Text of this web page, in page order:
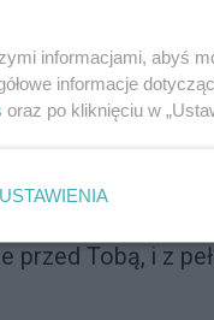
i świeżym
ale
małe
wspólnie
efektem Twojej
zwycięstwa,
Teraz nadszedł
przed Tobą, i z
informacjami, abyś
informacje
oraz po kliknięciu w
USTAWIENIA